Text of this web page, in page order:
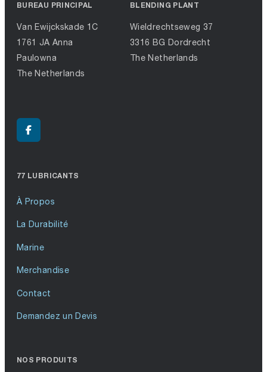
BUREAU PRINCIPAL
Van Ewijckskade 1C
1761 JA Anna
Paulowna
The Netherlands
BLENDING PLANT
Wieldrechtseweg 37
3316 BG Dordrecht
The Netherlands
77 LUBRICANTS
À Propos
La Durabilité
Marine
Merchandise
Contact
Demandez un Devis
NOS PRODUITS